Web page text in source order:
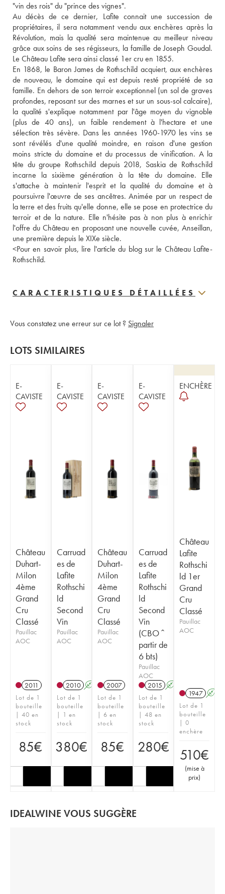
"vin des rois" du "prince des vignes".
Au décès de ce dernier, Lafite connait une succession de
propriétaires, il sera notamment vendu aux enchères après la
Révolution, mais la qualité sera maintenue au meilleur niveau
grâce aux soins de ses régisseurs, la famille de Joseph Goudal.
Le Château Lafite sera ainsi classé 1er cru en 1855.
En 1868, le Baron James de Rothschild acquiert, aux enchères
de nouveau, le domaine qui est depuis resté propriété de sa
famille. En dehors de son terroir exceptionnel (un sol de graves
profondes, reposant sur des marnes et sur un sous-sol calcaire),
la qualité s'explique notamment par l'âge moyen du vignoble
(plus de 40 ans), un faible rendement à l'hectare et une
sélection très sévère. Dans les années 1960-1970 les vins se
sont révélés d'une qualité moindre, en raison d'une gestion
moins stricte du domaine et du processus de vinification. A la
tête du groupe Rothschild depuis 2018, Saskia de Rothschild
incarne la sixième génération à la tête du domaine. Elle
s'attache à maintenir l'esprit et la qualité du domaine et à
poursuivre l'œuvre de ses ancêtres. Animée par un respect de
la terre et des fruits qu'elle donne, elle se pose en protectrice du
terroir et de la nature. Elle n'hésite pas à non plus à enrichir
l'offre du Château en proposant une nouvelle cuvée, Anseillan,
une première depuis le XIXe siècle.
<Pour en savoir plus, lire l'article du blog sur le Château Lafite-
Rothschild.
CARACTERISTIQUES DÉTAILLÉES
Vous constatez une erreur sur ce lot ? Signaler
LOTS SIMILAIRES
E-
CAVISTE
Château
Duhart-
Milon
4ème
Grand
Cru
Classé
Pauillac
AOC
2011
Lot de 1
bouteille
| 40 en
stock
85€
E-
CAVISTE
Carruad
es de
Lafite
Rothschi
ld
Second
Vin
Pauillac
AOC
2010 A
Lot de 1
bouteille
| 1 en
stock
380€
E-
CAVISTE
Château
Duhart-
Milon
4ème
Grand
Cru
Classé
Pauillac
AOC
2007
Lot de 1
bouteille
| 6 en
stock
85€
E-
CAVISTE
Carruad
es de
Lafite
Rothschi
ld
Second
Vin
(CBO ˆ
partir de
6 bts)
Pauillac
AOC
2015 A
Lot de 1
bouteille
| 48 en
stock
280€
ENCHÈRE
Château
Lafite
Rothschi
ld 1er
Grand
Cru
Classé
Pauillac
AOC
1947 A
Lot de 1
bouteille
| 0
enchère
510€
(mise à
prix)
IDEALWINE VOUS SUGGÈRE